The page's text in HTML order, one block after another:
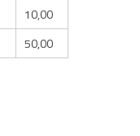
10,00
50,00